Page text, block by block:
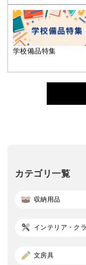
学校備品特集
カテゴリ一覧
収納用品
インテリア・ク
文房具